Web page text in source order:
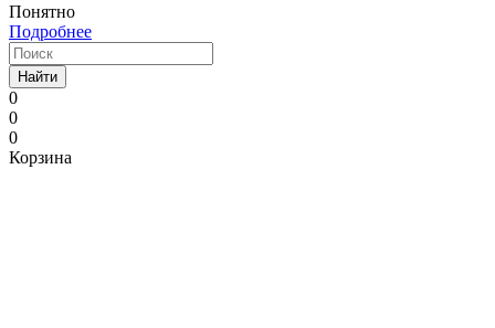
Понятно
Подробнее
Найти
0
0
0
Корзина